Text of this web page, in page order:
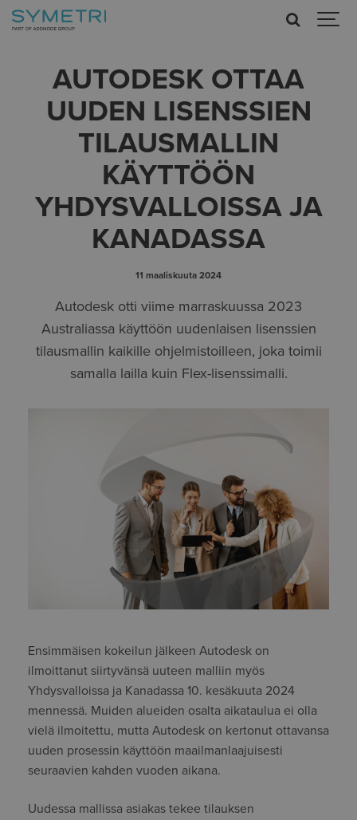
AUTODESK OTTAA
UUDEN LISENSSIEN
TILAUSMALLIN
KÄYTTÖÖN
YHDYSVALLOISSA JA
KANADASSA
11 maaliskuuta 2024
Autodesk otti viime marraskuussa 2023
Australiassa käyttöön uudenlaisen lisenssien
tilausmallin kaikille ohjelmistoilleen, joka toimii
samalla lailla kuin Flex-lisenssimalli.
Ensimmäisen kokeilun jälkeen Autodesk on
ilmoittanut siirtyvänsä uuteen malliin myös
Yhdysvalloissa ja Kanadassa 10. kesäkuuta 2024
mennessä. Muiden alueiden osalta aikataulua ei olla
vielä ilmoitettu, mutta Autodesk on kertonut ottavansa
uuden prosessin käyttöön maailmanlaajuisesti
seuraavien kahden vuoden aikana.
Uudessa mallissa asiakas tekee tilauksen